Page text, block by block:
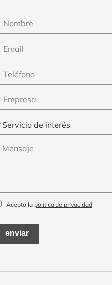
Acepto la política de privacidad
enviar